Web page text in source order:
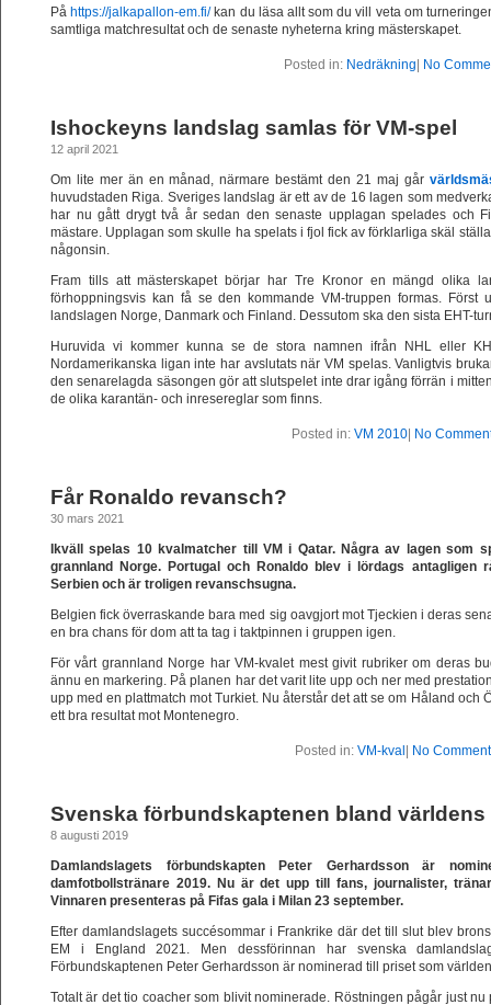
På https://jalkapallon-em.fi/kan du läsa allt som du vill veta om
samtliga matchresultat och de senaste nyheterna kring mästerskapet.
Posted in: Nedräkning No
Ishockeyns landslag samlas för VM-spel
12 april 2021
Om lite mer än en månad, närmare bestämt den 21 maj går
huvudstaden Riga. Sveriges landslag är ett av de 16 lagen som
har nu gått drygt två år sedan den senaste upplagan spelades och
mästare. Upplagan som skulle ha spelats i fjol fick av förklarliga skäl
någonsin.
Fram tills att mästerskapet börjar har Tre Kronor en mängd olika
förhoppningsvis kan få se den kommande VM-truppen formas.
landslagen Norge, Danmark och Finland. Dessutom ska den sista EHT-
Huruvida vi kommer kunna se de stora namnen ifrån NHL eller
Nordamerikanska ligan inte har avslutats när VM spelas. Vanligtvis
den senarelagda säsongen gör att slutspelet inte drar igång förrän i
de olika karantän- och inresereglar som finns.
Posted in: VM 2010 No
Får Ronaldo revansch?
30 mars 2021
Ikväll spelas 10 kvalmatcher till VM i Qatar. Några av lagen som
grannland Norge. Portugal och Ronaldo blev i lördags
Serbien och är troligen revanschsugna.
Belgien fick överraskande bara med sig oavgjort mot Tjeckien i deras
en bra chans för dom att ta tag i taktpinnen i gruppen igen.
För vårt grannland Norge har VM-kvalet mest givit rubriker om deras
ännu en markering. På planen har det varit lite upp och ner med
upp med en plattmatch mot Turkiet. Nu återstår det att se om Håland och
ett bra resultat mot Montenegro.
Posted in: VM-kval No
Svenska förbundskaptenen bland världens
8 augusti 2019
Damlandslagets förbundskapten Peter Gerhardsson är
damfotbollstränare 2019. Nu är det upp till fans, journalister,
Vinnaren presenteras på Fifas gala i Milan 23 september.
Efter damlandslagets succésommar i Frankrike där det till slut blev
EM i England 2021. Men dessförinnan har svenska
Förbundskaptenen Peter Gerhardsson är nominerad till priset som
Totalt är det tio coacher som blivit nominerade. Röstningen pågår just